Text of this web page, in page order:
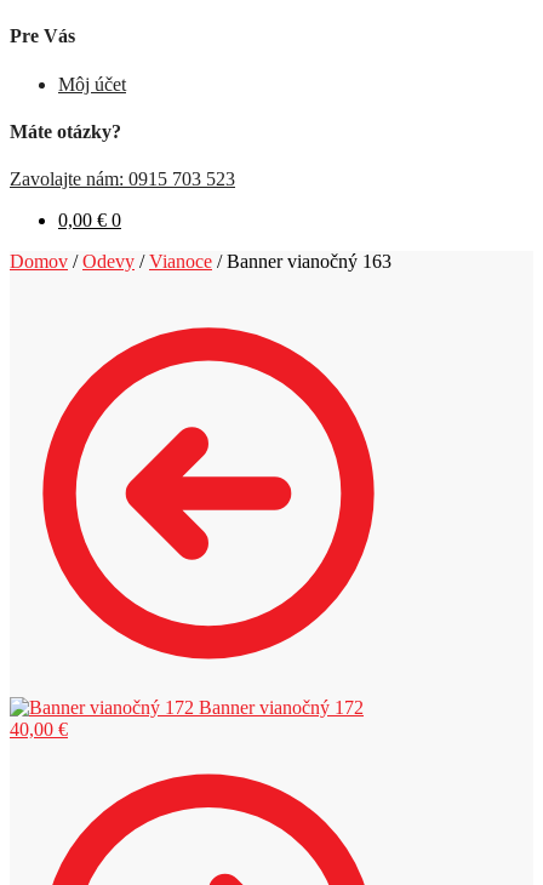
Pre Vás
Môj účet
Máte otázky?
Zavolajte nám: 0915 703 523
0,00 € 0
Domov /Odevy /Vianoce /Banner vianočný 163
Banner vianočný 172
40,00 €